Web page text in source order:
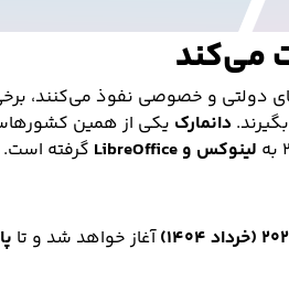
می‌کند
دولتی و خصوصی نفوذ می‌کنند،
دانمارک یکی از همین
لینوکس و LibreOffice گرفته است.
آغاز خواهد شد و تا